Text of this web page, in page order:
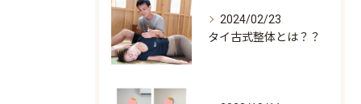
2024/02/23
タイ古式整体とは？？